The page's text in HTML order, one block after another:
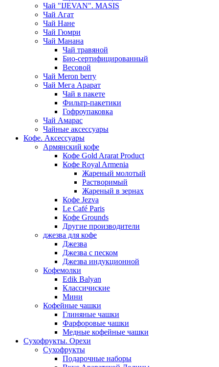
Чай "IJEVAN". MASIS
Чай Агат
Чай Нане
Чай Гюмри
Чай Манана
Чай травяной
Био-сертифицированный
Весовой
Чай Meron berry
Чай Мега Арарат
Чай в пакете
Фильтр-пакетики
Гофроупаковка
Чай Амарас
Чайные аксессуары
Кофе. Аксессуары
Армянский кофе
Кофе Gold Ararat Product
Кофе Royal Armenia
Жареный молотый
Растворимый
Жареный в зернах
Кофе Jezva
Le Café Paris
Кофе Grounds
Другие производители
джезва для кофе
Джезва
Джезва с песком
Джезва индукционной
Кофемолки
Edik Balyan
Классичиские
Мини
Кофейные чашки
Глиняные чашки
Фарфоровые чашки
Медные кофейные чашки
Сухофрукты. Орехи
Сухофрукты
Подарочные наборы